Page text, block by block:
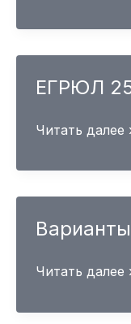
результатам
публичных
ЕГРЮЛ
ЕГРЮЛ
06-
2024
Читать далее
Варианты
4
Читать далее